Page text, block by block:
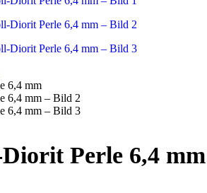
Perle 6,4 mm